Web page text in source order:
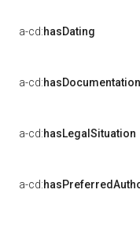
a-cd:hasDating
a-cd:hasDocumentation
a-cd:hasLegalSituation
a-cd: